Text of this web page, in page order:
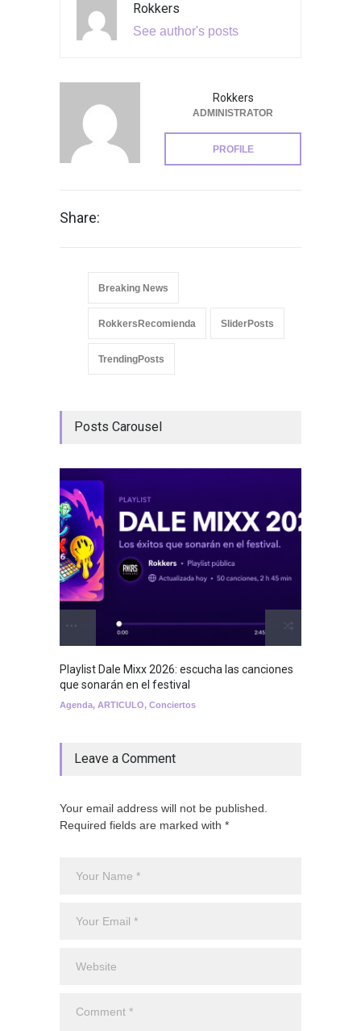
Rokkers
See author's posts
Rokkers
ADMINISTRATOR
PROFILE
Share:
Breaking News
RokkersRecomienda SliderPosts
TrendingPosts
Posts Carousel
Playlist Dale Mixx 2026: escucha las canciones
que sonarán en el festival
Agenda, ARTICULO, Conciertos
Leave a Comment
Your email address will not be published.
Required fields are marked with *